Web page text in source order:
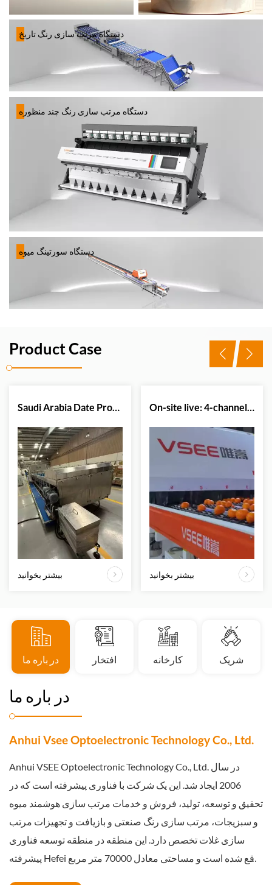
دستگاه مرتب سازی رنگ تاریخ
دستگاه مرتب سازی رنگ چند منظوره
دستگاه سورتینگ میوه
Product Case
Saudi Arabia Date Processing Plant Successfully Upgrades Sorting Efficiency with VSEE Date Color Sorter Machine
بیشتر بخوانید
On-site live: 4-channel citrus optical sorter in action.
بیشتر بخوانید
در باره ما افتخار کارخانه شریک
در باره ما
Anhui Vsee Optoelectronic Technology Co., Ltd.
Anhui VSEE Optoelectronic Technology Co., Ltd. در سال
2006 ایجاد شد. این یک شرکت با فناوری پیشرفته است که در
تحقیق و توسعه، تولید، فروش و خدمات مرتب سازی هوشمند میوه
و سبزیجات، مرتب سازی رنگ صنعتی و بازیافت و تجهیزات مرتب
سازی غلات تخصص دارد. این منطقه در منطقه توسعه فناوری
پیشرفته Hefei واقع شده است و مساحتی معادل 70000 متر مربع